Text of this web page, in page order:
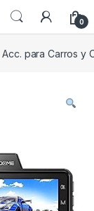
0
Acc. para Carros y